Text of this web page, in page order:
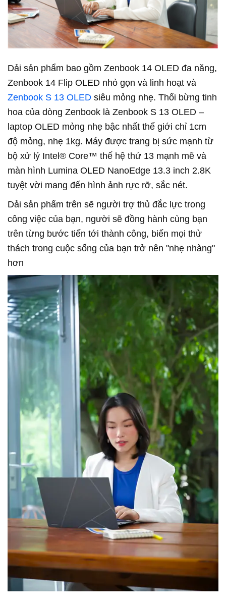
Dải sản phẩm bao gồm Zenbook 14 OLED đa năng,
Zenbook 14 Flip OLED nhỏ gọn và linh hoạt và
Zenbook S 13 OLED siêu mỏng nhẹ. Thổi bừng tinh
hoa của dòng Zenbook là Zenbook S 13 OLED –
laptop OLED mỏng nhẹ bậc nhất thế giới chỉ 1cm
độ mỏng, nhẹ 1kg. Máy được trang bị sức mạnh từ
bộ xử lý Intel® Core™ thế hệ thứ 13 mạnh mẽ và
màn hình Lumina OLED NanoEdge 13.3 inch 2.8K
tuyệt vời mang đến hình ảnh rực rỡ, sắc nét.
Dải sản phẩm trên sẽ người trợ thủ đắc lực trong
công việc của bạn, người sẽ đồng hành cùng bạn
trên từng bước tiến tới thành công, biến mọi thử
thách trong cuộc sống của bạn trở nên "nhẹ nhàng"
hơn